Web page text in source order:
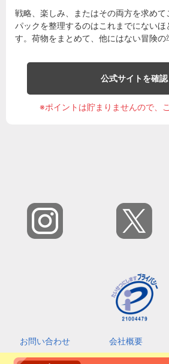
戦略、楽しみ、またはその両方を求めて
パックを整理するのはこれまでにない
す。荷物をまとめて、他にはない冒険の
公式サイトを確認
※ポイントは貯まりませんので、
お問い合わせ 会社概要
カスタマーハラスメントに対する基本